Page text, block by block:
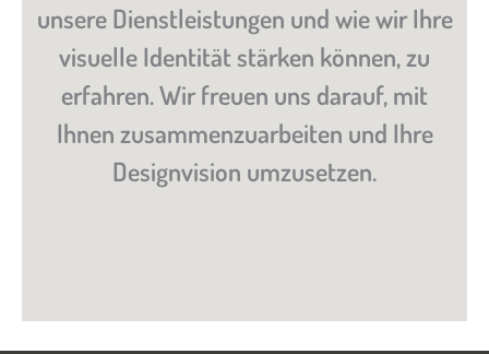
unsere Dienstleistungen und wie wir Ihre
visuelle Identität stärken können, zu
erfahren. Wir freuen uns darauf, mit
Ihnen zusammenzuarbeiten und Ihre
Designvision umzusetzen.